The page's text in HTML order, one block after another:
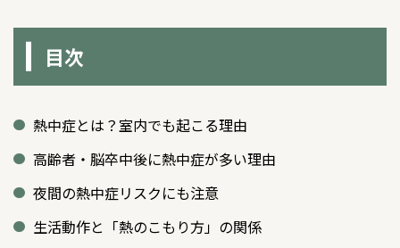
目次
熱中症とは？室内でも起こる理由
高齢者・脳卒中後に熱中症が多い理由
夜間の熱中症リスクにも注意
生活動作と「熱のこもり方」の関係